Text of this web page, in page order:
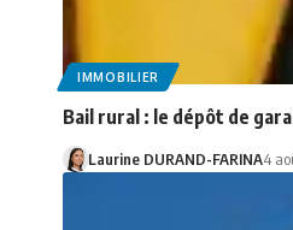
IMMOBILIER
Bail rural : le dépôt de
Laurine DURAND-FARINA4